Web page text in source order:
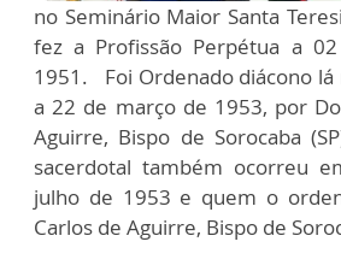
no Seminário Maior Santa
fez a Profissão Perpétua a
1951. Foi Ordenado diácono lá
a 22 de março de 1953, por
Aguirre, Bispo de Sorocaba
sacerdotal também ocorreu
julho de 1953 e quem o
Carlos de Aguirre, Bispo de